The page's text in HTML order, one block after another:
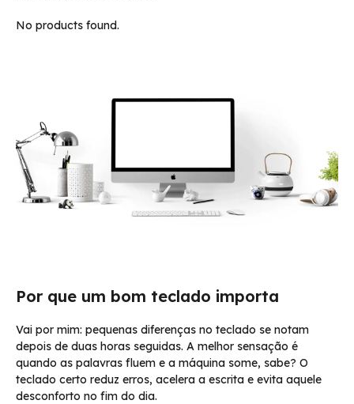
No products found.
Por que um bom teclado importa
Vai por mim: pequenas diferenças no teclado se notam
depois de duas horas seguidas. A melhor sensação é
quando as palavras fluem e a máquina some, sabe? O
teclado certo reduz erros, acelera a escrita e evita aquele
desconforto no fim do dia.